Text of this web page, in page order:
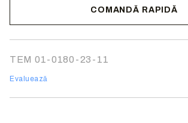
COMANDĂ RAPIDĂ
Noi vă vom contacta pentru finalizarea
TEM 01-0180-23-11
Evaluează